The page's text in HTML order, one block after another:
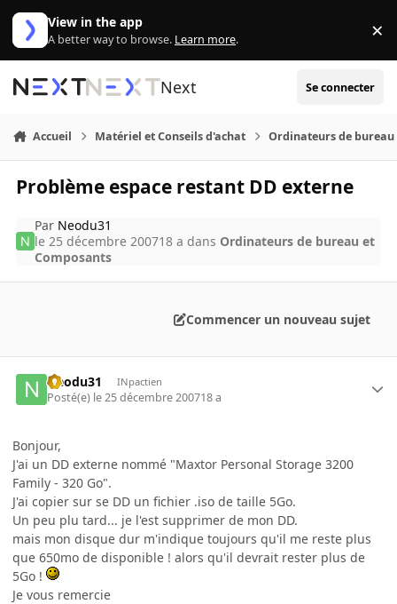
Aller au contenu
View in the app
A better way to browse. Learn more. ×
Next Se connecter
Accueil Matériel et Conseils d'achat Ordinateurs de bureau
Problème espace restant DD externe
Par Neodu31
le 25 décembre 200718 a dans Ordinateurs de bureau et
Composants
Commencer un nouveau sujet
Neodu31 INpactien
Posté(e) le 25 décembre 200718 a
Bonjour,
J'ai un DD externe nommé "Maxtor Personal Storage 3200
Family - 320 Go".
J'ai copier sur se DD un fichier .iso de taille 5Go.
Un peu plu tard... je l'est supprimer de mon DD.
mais mon disque dur m'indique toujours qu'il me reste plus
que 650mo de disponible ! alors qu'il devrait rester plus de
5Go !
Je vous remercie